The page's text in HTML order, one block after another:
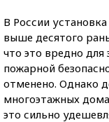
В России
выше десятого
что это вредно для
пожарной
отменено. Однако
многоэтажных
это сильно